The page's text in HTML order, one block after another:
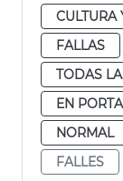
CULTURA
FALLAS
TODAS
EN
NORMAL
FALLES